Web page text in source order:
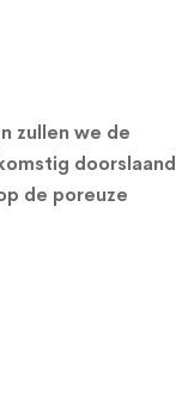
zullen we de
doorslaand
de poreuze